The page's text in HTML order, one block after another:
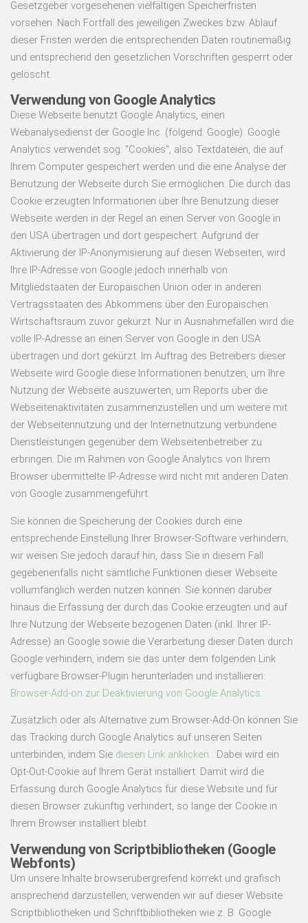
Gesetzgeber vorgesehenen vielfältigen Speicherfristen
vorsehen. Nach Fortfall des jeweiligen Zweckes bzw. Ablauf
dieser Fristen werden die entsprechenden Daten routinemäßig
und entsprechend den gesetzlichen Vorschriften gesperrt oder
gelöscht.
Verwendung von Google Analytics
Diese Webseite benutzt Google Analytics, einen
Webanalysedienst der Google Inc. (folgend: Google). Google
Analytics verwendet sog. "Cookies", also Textdateien, die auf
Ihrem Computer gespeichert werden und die eine Analyse der
Benutzung der Webseite durch Sie ermöglichen. Die durch das
Cookie erzeugten Informationen über Ihre Benutzung dieser
Webseite werden in der Regel an einen Server von Google in
den USA übertragen und dort gespeichert. Aufgrund der
Aktivierung der IP-Anonymisierung auf diesen Webseiten, wird
Ihre IP-Adresse von Google jedoch innerhalb von
Mitgliedstaaten der Europäischen Union oder in anderen
Vertragsstaaten des Abkommens über den Europäischen
Wirtschaftsraum zuvor gekürzt. Nur in Ausnahmefällen wird die
volle IP-Adresse an einen Server von Google in den USA
übertragen und dort gekürzt. Im Auftrag des Betreibers dieser
Webseite wird Google diese Informationen benutzen, um Ihre
Nutzung der Webseite auszuwerten, um Reports über die
Webseitenaktivitäten zusammenzustellen und um weitere mit
der Webseitennutzung und der Internetnutzung verbundene
Dienstleistungen gegenüber dem Webseitenbetreiber zu
erbringen. Die im Rahmen von Google Analytics von Ihrem
Browser übermittelte IP-Adresse wird nicht mit anderen Daten
von Google zusammengeführt.
Sie können die Speicherung der Cookies durch eine
entsprechende Einstellung Ihrer Browser-Software verhindern;
wir weisen Sie jedoch darauf hin, dass Sie in diesem Fall
gegebenenfalls nicht sämtliche Funktionen dieser Webseite
vollumfänglich werden nutzen können. Sie können darüber
hinaus die Erfassung der durch das Cookie erzeugten und auf
Ihre Nutzung der Webseite bezogenen Daten (inkl. Ihrer IP-
Adresse) an Google sowie die Verarbeitung dieser Daten durch
Google verhindern, indem sie das unter dem folgenden Link
verfügbare Browser-Plugin herunterladen und installieren:
Browser-Add-on zur Deaktivierung von Google Analytics.
Zusätzlich oder als Alternative zum Browser-Add-On können Sie
das Tracking durch Google Analytics auf unseren Seiten
unterbinden, indem Sie diesen Link anklicken . Dabei wird ein
Opt-Out-Cookie auf Ihrem Gerät installiert. Damit wird die
Erfassung durch Google Analytics für diese Website und für
diesen Browser zukünftig verhindert, so lange der Cookie in
Ihrem Browser installiert bleibt.
Verwendung von Scriptbibliotheken (Google
Webfonts)
Um unsere Inhalte browserübergreifend korrekt und grafisch
ansprechend darzustellen, verwenden wir auf dieser Website
Scriptbibliotheken und Schriftbibliotheken wie z. B. Google